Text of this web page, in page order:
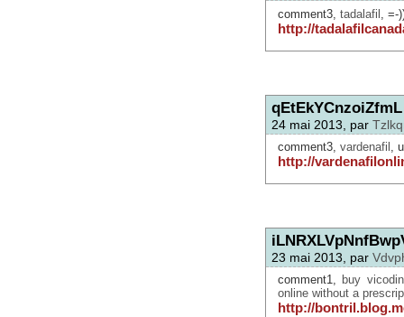
comment3, tadalafil , =-
http://
qEtEkYCnzoiZfmL
24 mai 2013, par
comment3, vardenafil ,
http://
23 mai 2013, par
comment1, buy
online without a
http://